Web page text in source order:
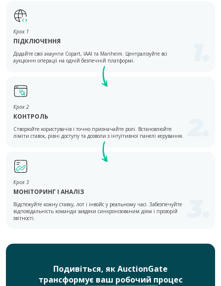
Крок 1
ПІДКЛЮЧЕННЯ
Додайте свої акаунти Copart, IAAI та Manheim. Централізуйте всі
аукціонні операції на одній безпечній платформі.
Крок 2
КОНТРОЛЬ
Створюйте користувачів і точно призначайте ролі. Встановлюйте
ліміти ставок, рівні доступу та дозволи з інтуїтивної панелі керування.
Крок 3
МОНІТОРИНГ І АНАЛІЗ
Відстежуйте кожну ставку, лот і інвойс у реальному часі. Забезпечуйте
відповідальність команди завдяки синхронізованим діям і прозорій
звітності.
Подивіться, як AuctionGate
трансформує ваш робочий процес